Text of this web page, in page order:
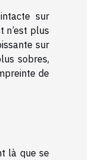
sur
n’est plus
sur
sobres,
de
là que se